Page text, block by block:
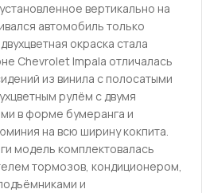
вертикально на
автомобиль только
окраска стала
Chevrolet Impala отличалась
из винила с полосатыми
рулём с двумя
в форме бумеранга и
на всю ширину кокпита.
модель комплектовалась
тормозов, кондиционером,
и